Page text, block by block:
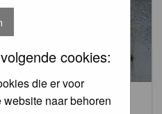
cookies:
die er voor
naar behoren